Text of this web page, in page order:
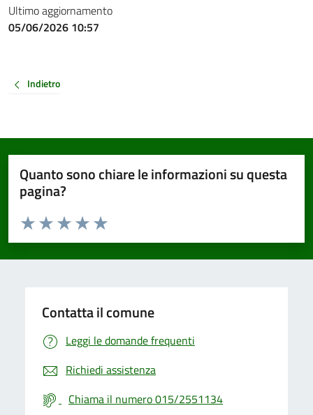
Ultimo aggiornamento
05/06/2026 10:57
Indietro
Quanto sono chiare le informazioni su questa
pagina?
Valuta da 1 a 5 stelle la pagina
Valuta 5 stelle su 5
Valuta 4 stelle su 5
Valuta 3 stelle su 5
Valuta 2 stelle su 5
Valuta 1 stelle su 5
Contatta il comune
Leggi le domande frequenti
Richiedi assistenza
Chiama il numero 015/2551134